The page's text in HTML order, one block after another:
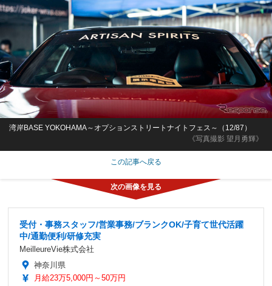
《写真撮影 望月勇輝》
湾岸BASE YOKOHAMA～オプションストリートナイトフェス～（12/87）
この記事へ戻る
受付・事務スタッフ/営業事務/ブランクOK/子育て世代活躍
中/通勤便利/研修充実
MeilleureVie株式会社
神奈川県
月給23万5,000円～50万円